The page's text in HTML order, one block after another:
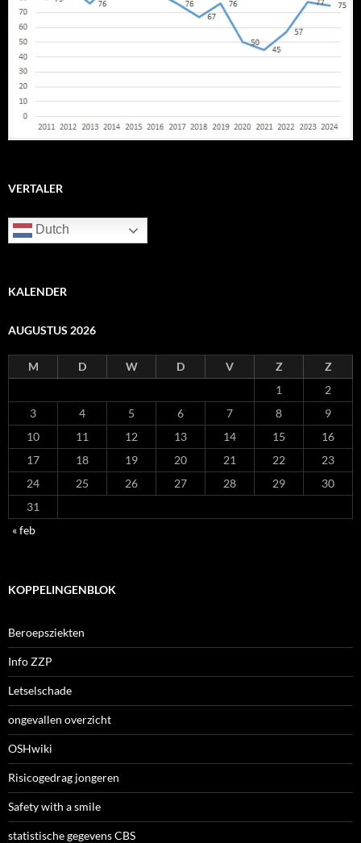
VERTALER
Dutch
KALENDER
AUGUSTUS 2026
M D W D V Z
Z
1
2
3
4 5 6 7 8
9
10
11 12 13 14 15
16
17
18 19 20 21 22
23
24
25 26 27 28 29
30
31
« feb
KOPPELINGENBLOK
Beroepsziekten
Info ZZP
Letselschade
ongevallen overzicht
OSHwiki
Risicogedrag jongeren
Safety with a smile
statistische gegevens CBS